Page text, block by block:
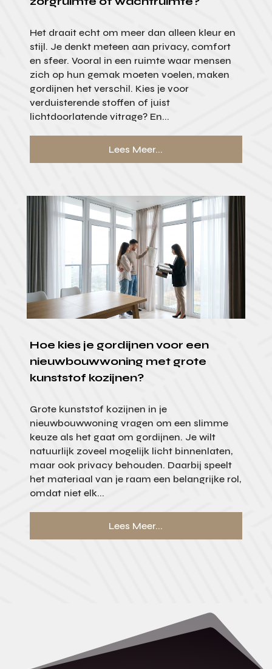
Het draait echt om meer dan alleen kleur en
stijl. Je denkt meteen aan privacy, comfort
en sfeer. Vooral in een ruimte waar mensen
zich op hun gemak moeten voelen, maken
gordijnen het verschil. Kies je voor
verduisterende stoffen of juist
lichtdoorlatende vitrage? En...
Lees Meer...
Hoe kies je gordijnen voor een
nieuwbouwwoning met grote
kunststof kozijnen?
Grote kunststof kozijnen in je
nieuwbouwwoning vragen om een slimme
keuze als het gaat om gordijnen. Je wilt
natuurlijk zoveel mogelijk licht binnenlaten,
maar ook privacy behouden. Daarbij speelt
het materiaal van je raam een belangrijke rol,
omdat niet elk...
Lees Meer...